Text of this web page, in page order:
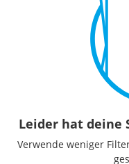
Leider hat deine
Verwende weniger